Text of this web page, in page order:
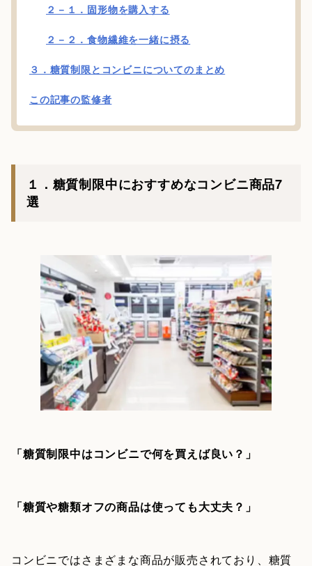
２－１．固形物を購入する
２－２．食物繊維を一緒に摂る
３．糖質制限とコンビニについてのまとめ
この記事の監修者
１．糖質制限中におすすめなコンビニ商品7
選
「糖質制限中はコンビニで何を買えば良い？」
「糖質や糖類オフの商品は使っても大丈夫？」
コンビニではさまざまな商品が販売されており、糖質